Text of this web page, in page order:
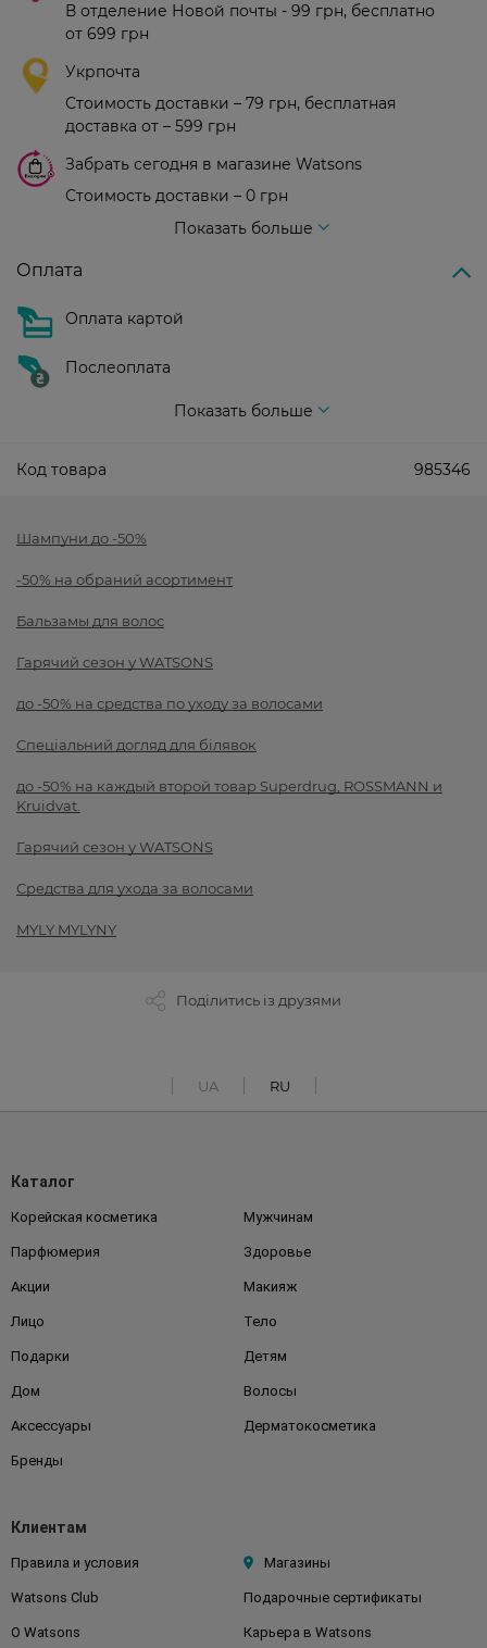
В отделение Новой почты - 99 грн, бесплатно
от 699 грн
Укрпочта
Стоимость доставки – 79 грн, бесплатная
доставка от – 599 грн
Забрать сегодня в магазине Watsons
Стоимость доставки – 0 грн
Показать больше
Оплата
Оплата картой
Послеоплата
Показать больше
Код товара 985346
Шампуни до -50%
-50% на обраний асортимент
Бальзамы для волос
Гарячий сезон у WATSONS
до -50% на средства по уходу за волосами
Спеціальний догляд для білявок
до -50% на каждый второй товар Superdrug, ROSSMANN и
Kruidvat.
Гарячий сезон у WATSONS
Средства для ухода за волосами
MYLY MYLYNY
Поділитись із друзями
UA RU
Каталог
Корейская косметика Мужчинам
Парфюмерия Здоровье
Акции Макияж
Лицо Тело
Подарки Детям
Дом Волосы
Аксессуары Дерматокосметика
Бренды
Клиентам
Правила и условия Магазины
Watsons Club Подарочные сертификаты
О Watsons Карьера в Watsons